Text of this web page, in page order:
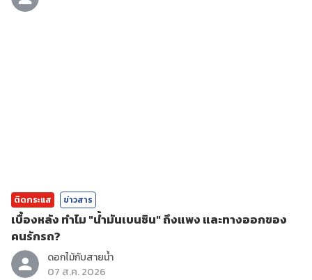
ติดกระแส ข่าวสาร
เบื้องหลัง ทำไม "น้ำมันเบนซิน" ถึงแพง และทางออกของ
คนรักรถ?
ดอกไม้กับสายน้ำ
07 ส.ค. 2026